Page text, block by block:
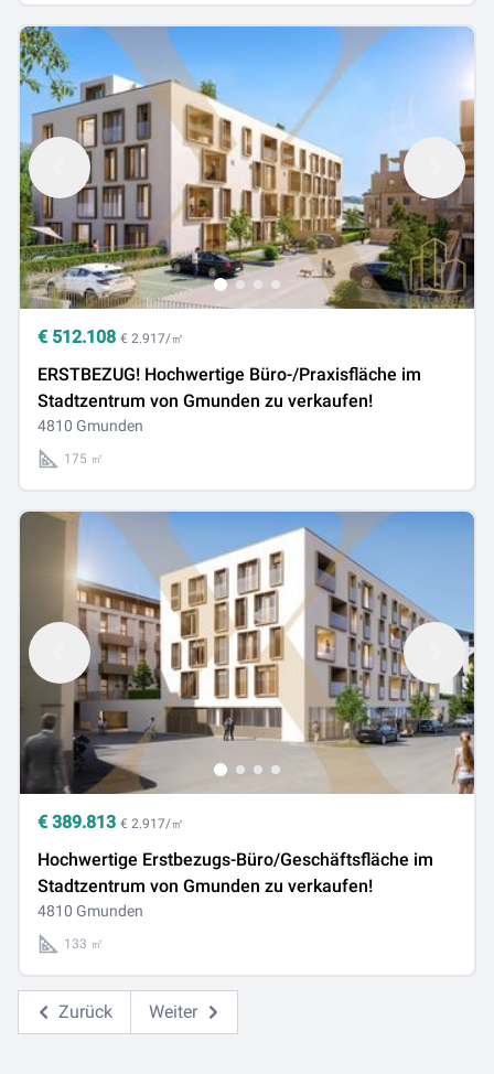
€ 512.108 € 2.917/㎡
ERSTBEZUG! Hochwertige Büro-/Praxisfläche im
Stadtzentrum von Gmunden zu verkaufen!
4810 Gmunden
175 ㎡
€ 389.813 € 2.917/㎡
Hochwertige Erstbezugs-Büro/Geschäftsfläche im
Stadtzentrum von Gmunden zu verkaufen!
4810 Gmunden
133 ㎡
Zurück Weiter